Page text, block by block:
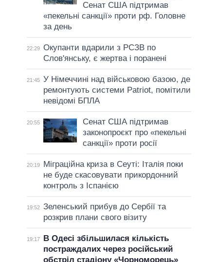
Сенат США підтримав
«пекельні санкції» проти рф. Головне
за день
22:29 Окупанти вдарили з РСЗВ по
Слов'янську, є жертва і поранені
21:45 У Німеччині над військовою базою, де
ремонтують системи Patriot, помітили
невідомі БПЛА
20:55
Сенат США підтримав
законопроєкт про «пекельні
санкції» проти росії
20:19
Міграційна криза в Сеуті: Італія поки
не буде скасовувати прикордонний
контроль з Іспанією
19:52 Зеленський прибув до Сербії та
розкрив плани свого візиту
19:17
В Одесі збільшилася кількість
постраждалих через російський
обстріл стадіону «Чорноморець»